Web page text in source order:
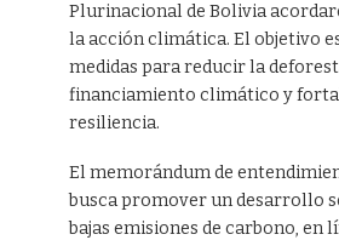
Plurinacional de Bolivia
la acción climática. El objetivo
medidas para reducir la
financiamiento climático y
resiliencia.
El memorándum de
busca promover un desarrollo
bajas emisiones de carbono, en